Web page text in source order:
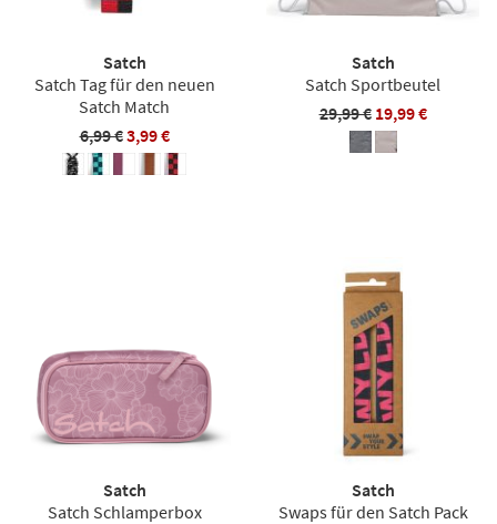
Satch
Satch Tag für den neuen
Satch Match
6,99 €3,99 €
Satch
Satch Sportbeutel
29,99 € 19,99 €
Satch
Satch Schlamperbox
Satch
Swaps für den Satch Pack